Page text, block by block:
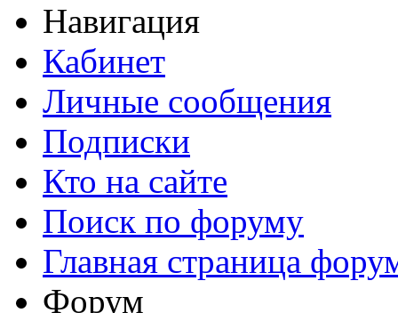
Навигация
Кабинет
Личные сообщения
Подписки
Кто на сайте
Поиск по форуму
Главная страница
Форум